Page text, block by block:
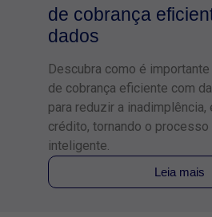
de cobrança
dados
Descubra como é
de cobrança eficiente com
para reduzir a inadimplência,
crédito, tornando o processo
inteligente.
Leia mais